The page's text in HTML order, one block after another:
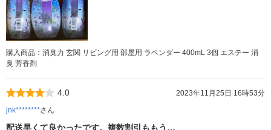
購入商品：消臭力 玄関 リビング用 部屋用 ラベンダー 400mL 3個 エステー 消
臭 芳香剤
4.0
2023年11月25日 16時53分
jnk********さん
配送早くて良かったです。複数割引ももう…